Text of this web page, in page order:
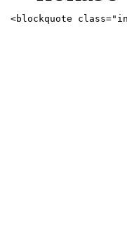
<blockquote